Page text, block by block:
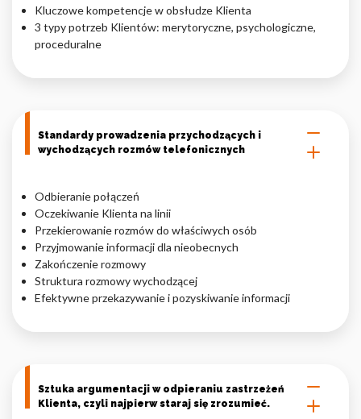
Kluczowe kompetencje w obsłudze Klienta
3 typy potrzeb Klientów: merytoryczne, psychologiczne,
proceduralne
Standardy prowadzenia przychodzących i
wychodzących rozmów telefonicznych
Odbieranie połączeń
Oczekiwanie Klienta na linii
Przekierowanie rozmów do właściwych osób
Przyjmowanie informacji dla nieobecnych
Zakończenie rozmowy
Struktura rozmowy wychodzącej
Efektywne przekazywanie i pozyskiwanie informacji
Sztuka argumentacji w odpieraniu zastrzeżeń
Klienta, czyli najpierw staraj się zrozumieć.
Nieklasyfikowane pliki cookie, to pliki, które są w procesie
klasyfikowania, wraz z dostawcami poszczególnych ciasteczek.
Akceptuj wszystko